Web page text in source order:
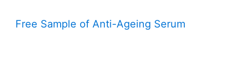
Free Sample of Anti-Ageing Serum